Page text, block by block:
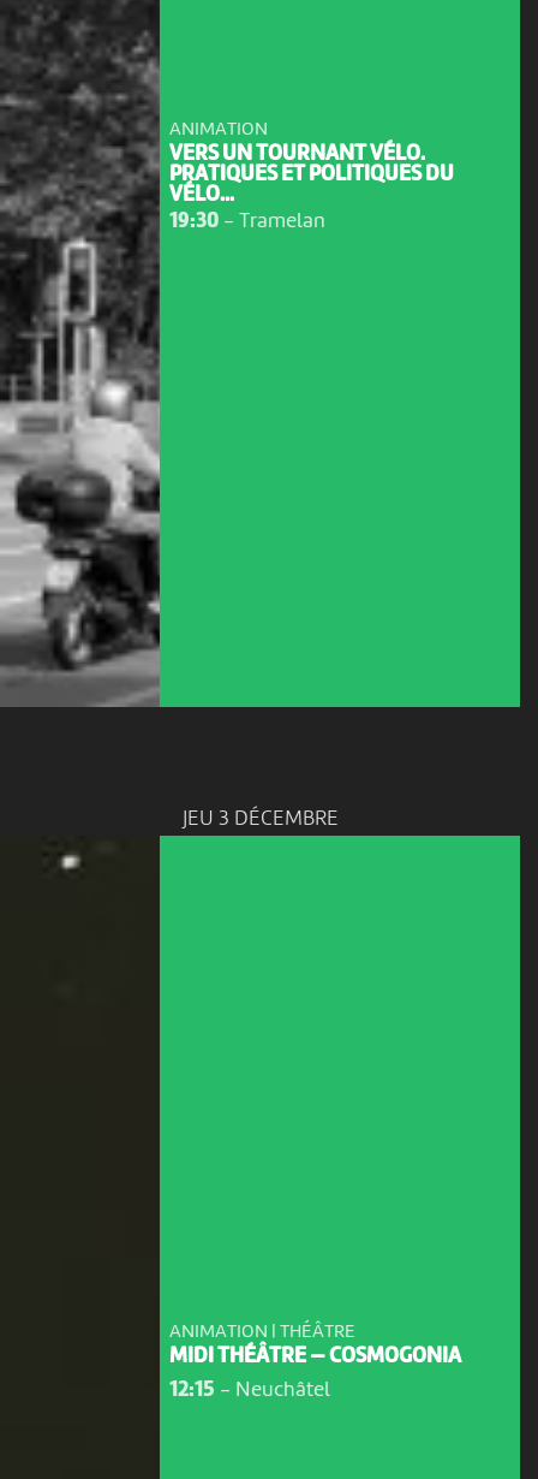
ANIMATION
VERS UN TOURNANT VÉLO.
PRATIQUES ET POLITIQUES DU
VÉLO...
19:30- Tramelan
JEU 3 DÉCEMBRE
ANIMATION | THÉÂTRE
MIDI THÉÂTRE — COSMOGONIA
12:15 - Neuchâtel